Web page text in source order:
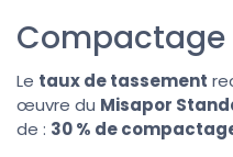
Compactage
Le taux de tassement
œuvre du Misapor
de : 30 % de